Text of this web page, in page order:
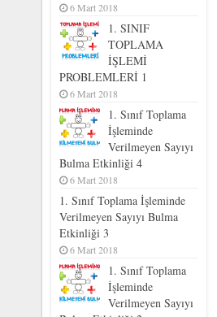
6 Mart 2018
1. SINIF
TOPLAMA
İŞLEMİ
PROBLEMLERİ 1
6 Mart 2018
1. Sınıf Toplama
İşleminde
Verilmeyen Sayıyı
Bulma Etkinliği 4
6 Mart 2018
1. Sınıf Toplama İşleminde
Verilmeyen Sayıyı Bulma
Etkinliği 3
6 Mart 2018
1. Sınıf Toplama
İşleminde
Verilmeyen Sayıyı